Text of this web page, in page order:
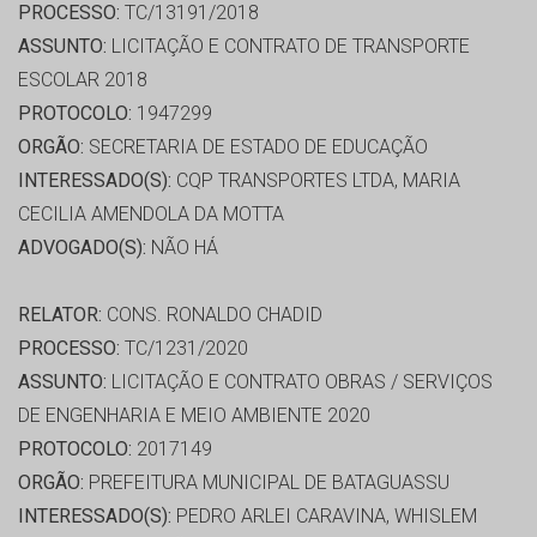
PROCESSO: TC/13191/2018
ASSUNTO: LICITAÇÃO E CONTRATO DE TRANSPORTE
ESCOLAR 2018
PROTOCOLO: 1947299
ORGÃO: SECRETARIA DE ESTADO DE EDUCAÇÃO
INTERESSADO(S): CQP TRANSPORTES LTDA, MARIA
CECILIA AMENDOLA DA MOTTA
ADVOGADO(S): NÃO HÁ
RELATOR: CONS. RONALDO CHADID
PROCESSO: TC/1231/2020
ASSUNTO: LICITAÇÃO E CONTRATO OBRAS / SERVIÇOS
DE ENGENHARIA E MEIO AMBIENTE 2020
PROTOCOLO: 2017149
ORGÃO: PREFEITURA MUNICIPAL DE BATAGUASSU
INTERESSADO(S): PEDRO ARLEI CARAVINA, WHISLEM